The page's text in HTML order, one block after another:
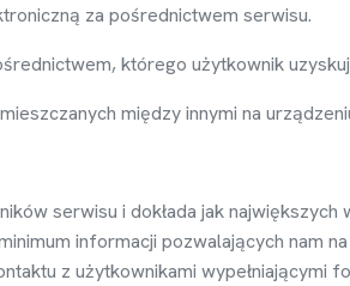
za pośrednictwem serwisu.
średnictwem, którego użytkownik
między innymi na urzą
serwisu i dokłada jak największych
informacji pozwalających nam
z użytkownikami wypełniającymi